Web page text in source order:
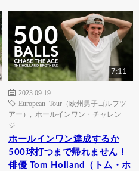
7:11
2023.09.19
European Tour（欧州男子ゴルフツ
アー）
ホールインワン・チャレン
ジ
ホールインワン達成するか
500球打つまで帰れません！
俳優 Tom Holland（トム・ホ